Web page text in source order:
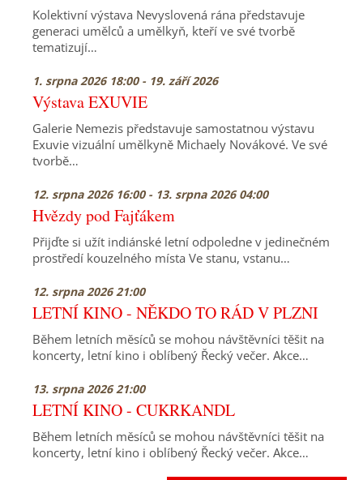
Kolektivní výstava Nevyslovená rána představuje
generaci umělců a umělkyň, kteří ve své tvorbě
tematizují…
1. srpna 2026 18:00 - 19. září 2026
Výstava EXUVIE
Galerie Nemezis představuje samostatnou výstavu
Exuvie vizuální umělkyně Michaely Novákové. Ve své
tvorbě…
12. srpna 2026 16:00 - 13. srpna 2026 04:00
Hvězdy pod Fajťákem
Přijďte si užít indiánské letní odpoledne v jedinečném
prostředí kouzelného místa Ve stanu, vstanu…
12. srpna 2026 21:00
LETNÍ KINO - NĚKDO TO RÁD V PLZNI
Během letních měsíců se mohou návštěvníci těšit na
koncerty, letní kino i oblíbený Řecký večer. Akce…
13. srpna 2026 21:00
LETNÍ KINO - CUKRKANDL
Během letních měsíců se mohou návštěvníci těšit na
koncerty, letní kino i oblíbený Řecký večer. Akce…